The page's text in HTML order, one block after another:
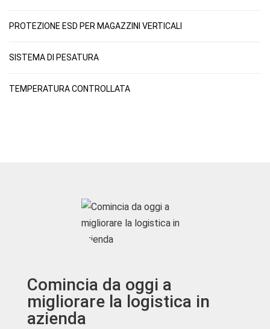
PROTEZIONE ESD PER MAGAZZINI VERTICALI
SISTEMA DI PESATURA
TEMPERATURA CONTROLLATA
Comincia da oggi a
migliorare la logistica in
azienda